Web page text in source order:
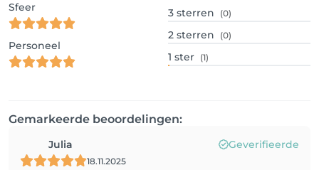
Sfeer
Personeel
3 sterren (0)
2 sterren (0)
1 ster (1)
Gemarkeerde beoordelingen:
Julia Geverifieerde
18.11.2025